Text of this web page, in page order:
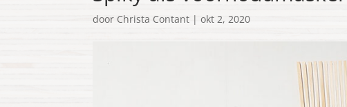
doorChrista Contant |okt 2, 2020